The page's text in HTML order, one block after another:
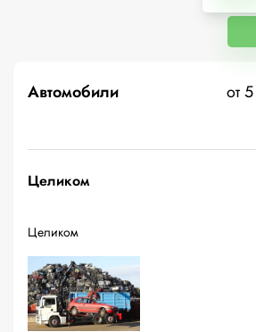
Автомобили от
Целиком
Целиком